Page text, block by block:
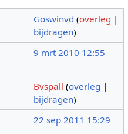
Goswinvd (overleg |
bijdragen)
9 mrt 2010 12:55
Bvspall (overleg |
bijdragen)
22 sep 2011 15:29